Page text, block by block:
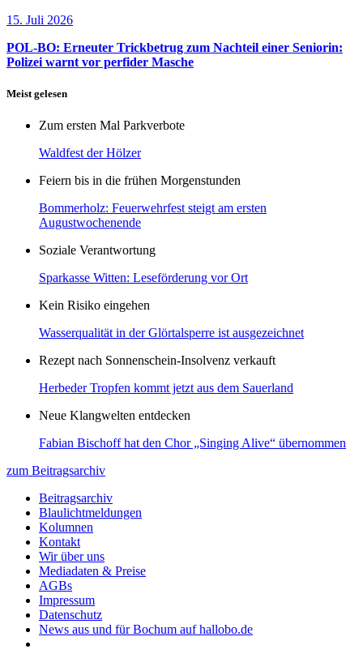
15. Juli 2026
POL-BO: Erneuter Trickbetrug zum Nachteil einer Seniorin:
Polizei warnt vor perfider Masche
Meist gelesen
Zum ersten Mal Parkverbote
Waldfest der Hölzer
Feiern bis in die frühen Morgenstunden
Bommerholz: Feuerwehrfest steigt am ersten
Augustwochenende
Soziale Verantwortung
Sparkasse Witten: Leseförderung vor Ort
Kein Risiko eingehen
Wasserqualität in der Glörtalsperre ist ausgezeichnet
Rezept nach Sonnenschein-Insolvenz verkauft
Herbeder Tropfen kommt jetzt aus dem Sauerland
Neue Klangwelten entdecken
Fabian Bischoff hat den Chor „Singing Alive“ übernommen
zum Beitragsarchiv
Beitragsarchiv
Blaulichtmeldungen
Kolumnen
Kontakt
Wir über uns
Mediadaten & Preise
AGBs
Impressum
Datenschutz
News aus und für Bochum auf hallobo.de